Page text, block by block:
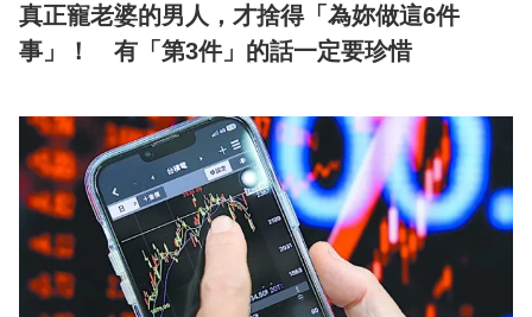
真正寵老婆的男人，才捨得「為妳做這6件
事」！ 有「第3件」的話一定要珍惜